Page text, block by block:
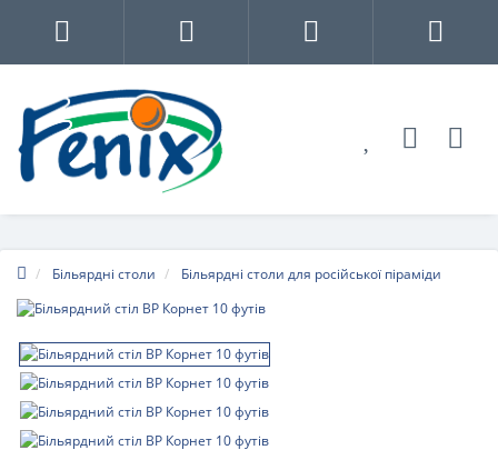
Більярдні столи Більярдні столи для російської піраміди